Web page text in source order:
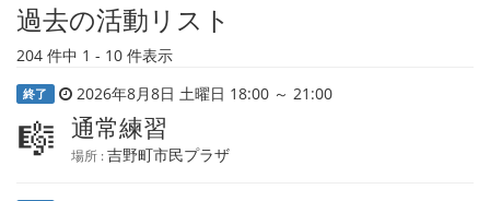
過去の活動リスト
204 件中 1 - 10 件表示
終了 2026年8月8日 土曜日 18:00 ～ 21:00
🎼 通常練習
場所 :吉野町市民プラザ